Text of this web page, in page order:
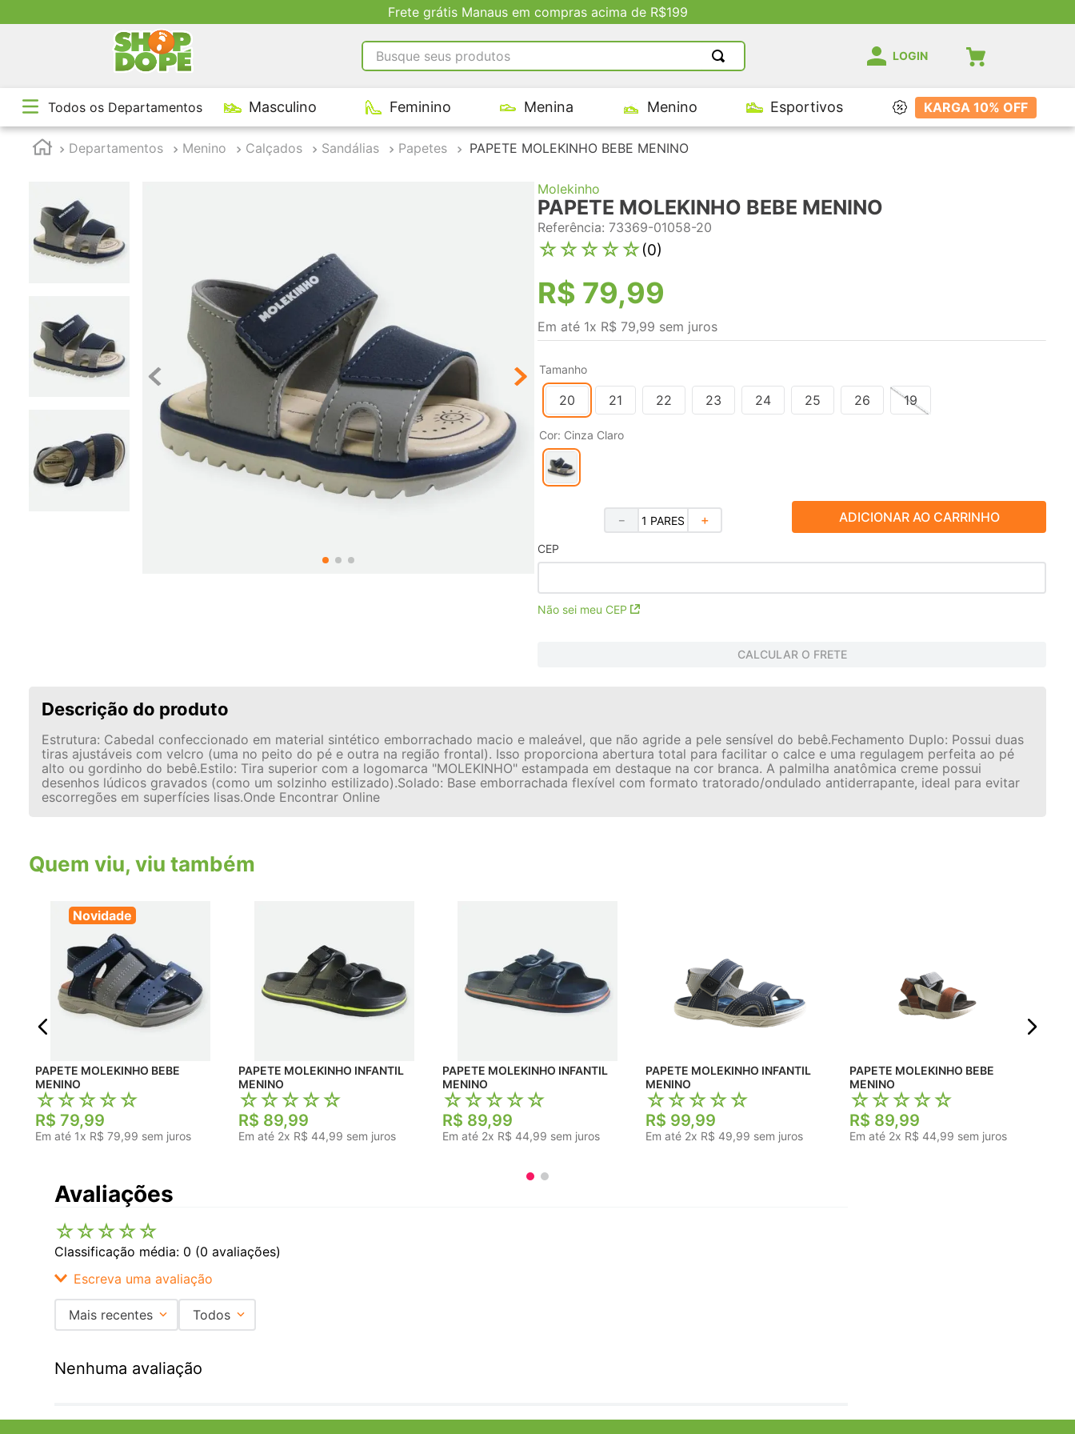
Frete grátis Manaus em compras acima de R$199
Busque seus produtos LOGIN
Todos os Departamentos Masculino Feminino Menina Menino Esportivos KARGA 10% OFF
Departamentos Menino Calçados Sandálias Papetes PAPETE MOLEKINHO BEBE MENINO
Molekinho
PAPETE MOLEKINHO BEBE MENINO
Referência: 73369-01058-20
☆☆☆☆☆(0)
R$ 79,99
Em até 1x R$ 79,99 sem juros
Tamanho
20 21 22 23 24 25 26 19
Cor: Cinza Claro
＋
－ ADICIONAR AO CARRINHO
CEP
Não sei meu CEP
CALCULAR O FRETE
Descrição do produto
Estrutura: Cabedal confeccionado em material sintético emborrachado macio e maleável, que não agride a pele sensível do bebê.Fechamento Duplo: Possui duas
tiras ajustáveis com velcro (uma no peito do pé e outra na região frontal). Isso proporciona abertura total para facilitar o calce e uma regulagem perfeita ao pé
alto ou gordinho do bebê.Estilo: Tira superior com a logomarca "MOLEKINHO" estampada em destaque na cor branca. A palmilha anatômica creme possui
desenhos lúdicos gravados (como um solzinho estilizado).Solado: Base emborrachada flexível com formato tratorado/ondulado antiderrapante, ideal para evitar
escorregões em superfícies lisas.Onde Encontrar Online
Quem viu, viu também
Novidade
PAPETE MOLEKINHO BEBE
MENINO
☆☆☆☆☆
R$ 79,99
Em até 1x R$ 79,99 sem juros
PAPETE MOLEKINHO INFANTIL
MENINO
☆☆☆☆☆
R$ 89,99
Em até 2x R$ 44,99 sem juros
PAPETE MOLEKINHO INFANTIL
MENINO
☆☆☆☆☆
R$ 89,99
Em até 2x R$ 44,99 sem juros
PAPETE MOLEKINHO INFANTIL
MENINO
☆☆☆☆☆
R$ 99,99
Em até 2x R$ 49,99 sem juros
PAPETE MOLEKINHO BEBE
MENINO
☆☆☆☆☆
R$ 89,99
Em até 2x R$ 44,99 sem juros
Avaliações
☆☆☆☆☆
Classificação média: 0 (0 avaliações)
Escreva uma avaliação
Título
Mais recentes Todos
Nenhuma avaliação
TERMOS MAIS BUSCADOS
tênis masculino
2º
tenis feminino